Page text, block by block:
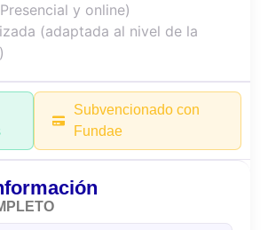
y online)
(adaptada al nivel de la
Subvencionado con
Fundae